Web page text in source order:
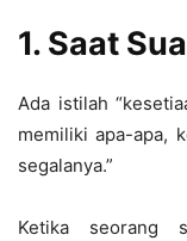
1. Saat
Ada istilah
memiliki apa-apa,
segalanya.”
Ketika seorang